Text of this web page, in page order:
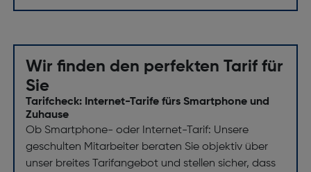
Wir finden den perfekten Tarif für
Sie
Tarifcheck: Internet-Tarife fürs Smartphone und
Zuhause
Ob Smartphone- oder Internet-Tarif: Unsere
geschulten Mitarbeiter beraten Sie objektiv über
unser breites Tarifangebot und stellen sicher, dass